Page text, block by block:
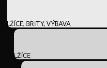
LŽÍCE, BRITY, VÝBAVA
LŽÍCE